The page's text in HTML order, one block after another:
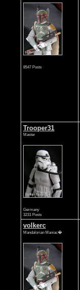
8547 Posts
Trooper31
Master
Germany
3231 Posts
volkerc
Mandalorian Maniac�